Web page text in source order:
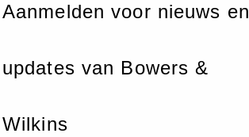
Aanmelden voor nieuws en
updates van Bowers &
Wilkins